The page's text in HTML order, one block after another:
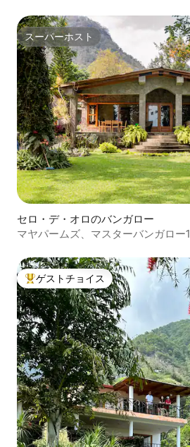
スーパーホスト
スーパーホスト
セロ・デ・オロのバンガロー
マヤパームズ、マスターバンガロー1
大好評のゲストチョイスです。
ゲストチョイス